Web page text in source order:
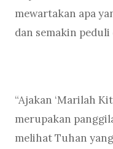
mewartakan apa
dan semakin peduli
“Ajakan ‘Marilah
merupakan
melihat Tuhan